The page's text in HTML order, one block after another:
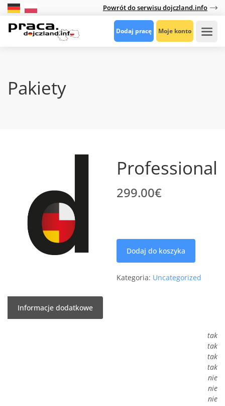
Powrót do serwisu dojczland.info
Dodaj pracę Moje konto
Pakiety
Professional
299.00€
ilość
Professional
Dodaj do koszyka
Kategoria: Uncategorized
Informacje dodatkowe
tak
tak
tak
tak
nie
nie
nie